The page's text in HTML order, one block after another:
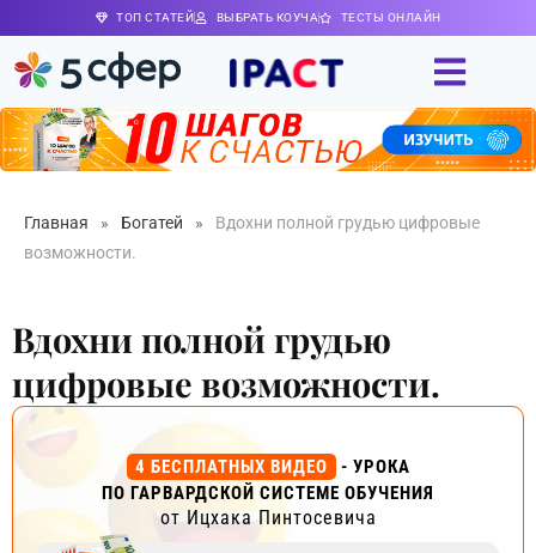
ТОП СТАТЕЙ ВЫБРАТЬ КОУЧА ТЕСТЫ ОНЛАЙН
Главная » Богатей »
Вдохни полной грудью цифровые
возможности.
Вдохни полной грудью
цифровые возможности.
4 БЕСПЛАТНЫХ ВИДЕО
- УРОКА
ПО ГАРВАРДСКОЙ СИСТЕМЕ ОБУЧЕНИЯ
от Ицхака Пинтосевича